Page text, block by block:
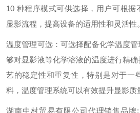
10 种程序模式可供选择，用户可根据
显影流程，提高设备的适用性和灵活性。
温度管理可选：可选择配备化学温度管
够对显影液等化学溶液的温度进行精
艺的稳定性和重复性，特别是对于一
料，温度管理系统可以有效提升显影质
湖南中村贸易有限公司代理销售品牌